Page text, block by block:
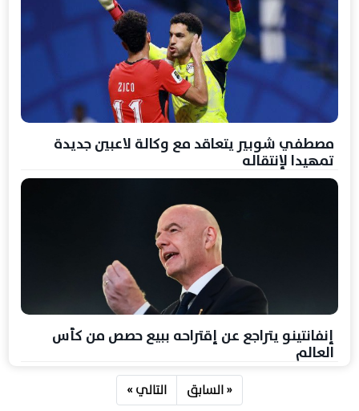
مصطفي شوبير يتعاقد مع وكالة لاعبين جديدة
تمهيدا لإنتقاله
إنفانتينو يتراجع عن إقتراحه ببيع حصص من كأس
العالم
« السابق التالي »